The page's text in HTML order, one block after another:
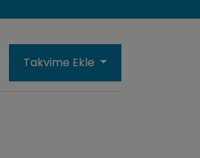
Takvime Ekle